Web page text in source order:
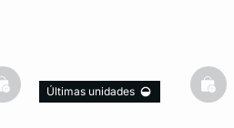
basketfullÚltimas unidades